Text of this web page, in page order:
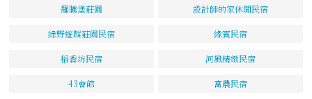
羅騰堡莊園 設計師的家休閒民宿
綠野遊蹤莊園民宿 緣賓民宿
稻香坊民宿 河風精緻民宿
43會館 富農民宿